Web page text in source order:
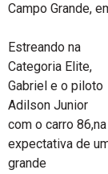
Campo Grande,
Estreando na
Categoria Elite,
Gabriel e o piloto
Adilson Junior
com o carro 86,na
expectativa de
grande